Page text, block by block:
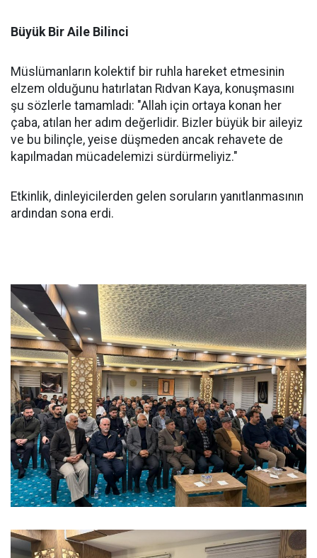
Büyük Bir Aile Bilinci
Müslümanların kolektif bir ruhla hareket etmesinin
elzem olduğunu hatırlatan Rıdvan Kaya, konuşmasını
şu sözlerle tamamladı: "Allah için ortaya konan her
çaba, atılan her adım değerlidir. Bizler büyük bir aileyiz
ve bu bilinçle, yeise düşmeden ancak rehavete de
kapılmadan mücadelemizi sürdürmeliyiz."
Etkinlik, dinleyicilerden gelen soruların yanıtlanmasının
ardından sona erdi.